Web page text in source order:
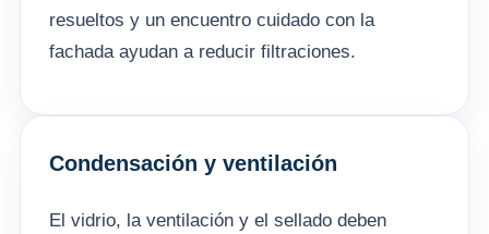
resueltos y un encuentro cuidado con la
fachada ayudan a reducir filtraciones.
Condensación y ventilación
El vidrio, la ventilación y el sellado deben